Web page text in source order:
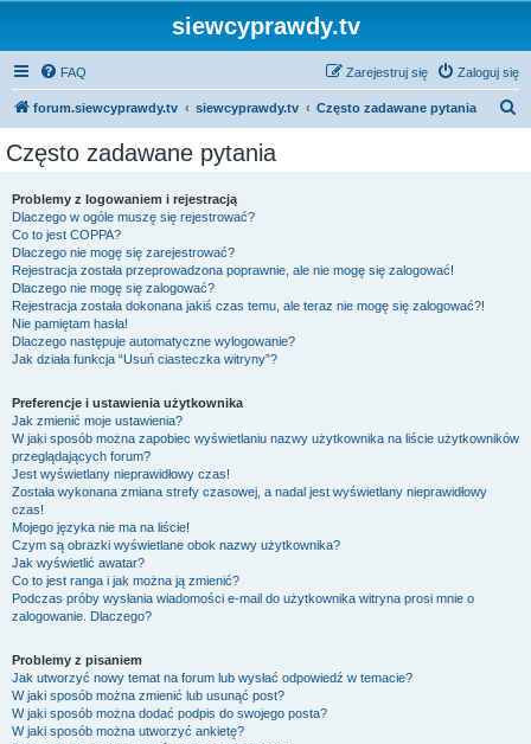
siewcyprawdy.tv
FAQ Zaloguj się
Zarejestruj się
forum.siewcyprawdy.tv siewcyprawdy.tv Często zadawane pytania
Często zadawane pytania
Problemy z logowaniem i rejestracją
Dlaczego w ogóle muszę się rejestrować?
Co to jest COPPA?
Dlaczego nie mogę się zarejestrować?
Rejestracja została przeprowadzona poprawnie, ale nie mogę się zalogować!
Dlaczego nie mogę się zalogować?
Rejestracja została dokonana jakiś czas temu, ale teraz nie mogę się zalogować?!
Nie pamiętam hasła!
Dlaczego następuje automatyczne wylogowanie?
Jak działa funkcja “Usuń ciasteczka witryny”?
Preferencje i ustawienia użytkownika
Jak zmienić moje ustawienia?
W jaki sposób można zapobiec wyświetlaniu nazwy użytkownika na liście użytkowników
przeglądających forum?
Jest wyświetlany nieprawidłowy czas!
Została wykonana zmiana strefy czasowej, a nadal jest wyświetlany nieprawidłowy
czas!
Mojego języka nie ma na liście!
Czym są obrazki wyświetlane obok nazwy użytkownika?
Jak wyświetlić awatar?
Co to jest ranga i jak można ją zmienić?
Podczas próby wysłania wiadomości e-mail do użytkownika witryna prosi mnie o
zalogowanie. Dlaczego?
Problemy z pisaniem
Jak utworzyć nowy temat na forum lub wysłać odpowiedź w temacie?
W jaki sposób można zmienić lub usunąć post?
W jaki sposób można dodać podpis do swojego posta?
W jaki sposób można utworzyć ankietę?